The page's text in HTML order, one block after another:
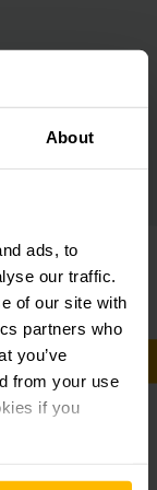
About
ads, to
our traffic.
of our site with
partners who
you’ve
from your use
if you